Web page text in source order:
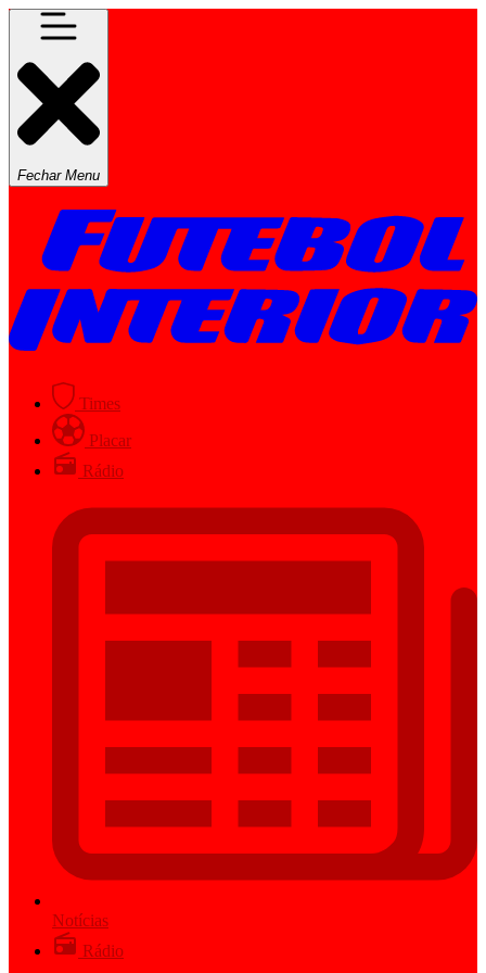
Fechar Menu
Times
Placar
Rádio
Notícias
Rádio